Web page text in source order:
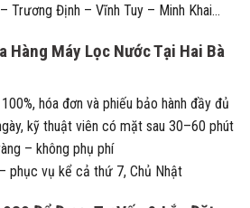
Trương Định – Vĩnh Tuy – Minh Khai…
Hàng Máy Lọc Nước Tại Hai Bà
hóa đơn và phiếu bảo hành đầy đủ
kỹ thuật viên có mặt sau 30–60 phút
– không phụ phí
phục vụ kể cả thứ 7, Chủ Nhật